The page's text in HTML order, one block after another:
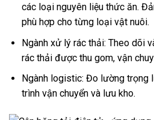
các loại nguyên liệu thức ăn.
phù hợp cho từng loại vật nuôi.
Ngành xử lý rác thải: Theo dõi
rác thải được thu gom,vận
Ngành logistic: Đo lường trọng
trình vận chuyển và lưu kho.